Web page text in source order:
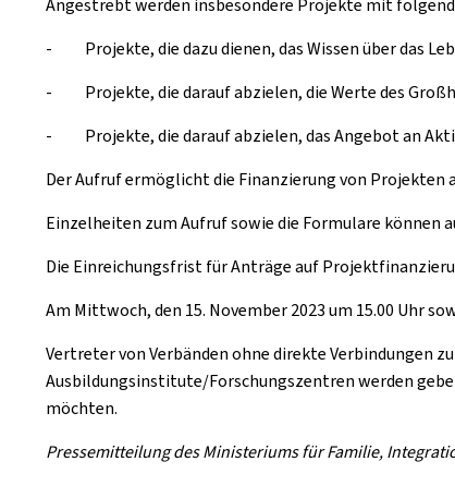
Angestrebt werden insbesondere Projekte mit
- Projekte, die dazu dienen, das Wissen über das
- Projekte, die darauf abzielen, die Werte des
- Projekte, die darauf abzielen, das Angebot an
Der Aufruf ermöglicht die Finanzierung von Projekten
Einzelheiten zum Aufruf sowie die Formulare können
Die Einreichungsfrist für Anträge auf
Am Mittwoch, den 15. November 2023 um 15.00 Uhr
Vertreter von Verbänden ohne direkte Verbindungen
Ausbildungsinstitute/Forschungszentren werden
möchten.
Pressemitteilung des Ministeriums für Familie,